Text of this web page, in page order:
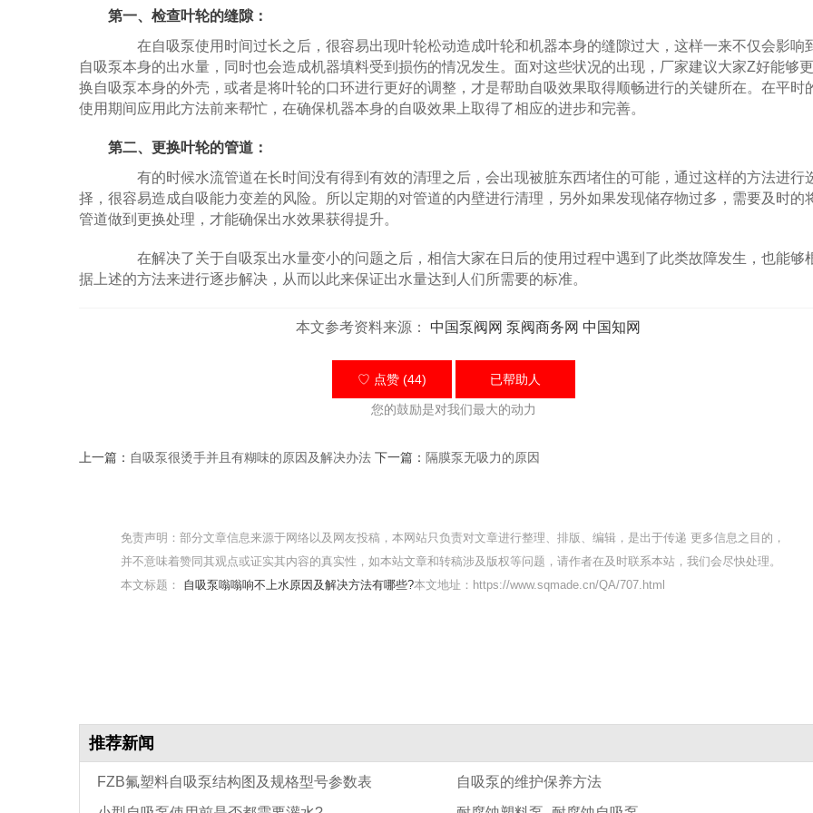
第一、检查叶轮的缝隙：
在自吸泵使用时间过长之后，很容易出现叶轮松动造成叶轮和机器本身的缝隙过大，这样一来不仅会影响
自吸泵本身的出水量，同时也会造成机器填料受到损伤的情况发生。面对这些状况的出现，厂家建议大家Z好能够更
换自吸泵本身的外壳，或者是将叶轮的口环进行更好的调整，才是帮助自吸效果取得顺畅进行的关键所在。在平时
使用期间应用此方法前来帮忙，在确保机器本身的自吸效果上取得了相应的进步和完善。
第二、更换叶轮的管道：
有的时候水流管道在长时间没有得到有效的清理之后，会出现被脏东西堵住的可能，通过这样的方法进行
择，很容易造成自吸能力变差的风险。所以定期的对管道的内壁进行清理，另外如果发现储存物过多，需要及时的
管道做到更换处理，才能确保出水效果获得提升。
在解决了关于自吸泵出水量变小的问题之后，相信大家在日后的使用过程中遇到了此类故障发生，也能够
据上述的方法来进行逐步解决，从而以此来保证出水量达到人们所需要的标准。
本文参考资料来源： 中国泵阀网 泵阀商务网 中国知网
♡ 点赞 (44) 已帮助人
您的鼓励是对我们最大的动力
上一篇： 自吸泵很烫手并且有糊味的原因及解决办法 下一篇： 隔膜泵无吸力的原因
免责声明：部分文章信息来源于网络以及网友投稿，本网站只负责对文章进行整理、排版、编辑，是出于传递 更多信息之目的，
并不意味着赞同其观点或证实其内容的真实性，如本站文章和转稿涉及版权等问题，请作者在及时联系本站，我们会尽快处理。
本文标题： 自吸泵嗡嗡响不上水原因及解决方法有哪些?本文地址：https://www.sqmade.cn/QA/707.html
推荐新闻
FZB氟塑料自吸泵结构图及规格型号参数表 自吸泵的维护保养方法